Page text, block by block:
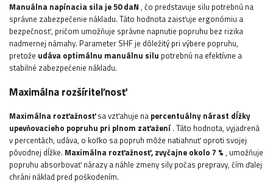
Manuálna napínacia sila je 50 daN , čo predstavuje silu potrebnú na
správne zabezpečenie nákladu. Táto hodnota zaisťuje ergonómiu a
bezpečnosť, pričom umožňuje správne napnutie popruhu bez rizika
nadmernej námahy. Parameter SHF je dôležitý pri výbere popruhu,
pretože udáva optimálnu manuálnu silu potrebnú na efektívne a
stabilné zabezpečenie nákladu.
Maximálna rozšíriteľnosť
Maximálna rozťažnosťsa vzťahuje na percentuálny nárast dĺžky
upevňovacieho popruhu pri plnom zaťažení. Táto hodnota, vyjadrená
v percentách, udáva, o koľko sa popruh môže natiahnuť oproti svojej
pôvodnej dĺžke. Maximálna rozťažnosť, zvyčajne okolo 7 % , umožňuje
popruhu absorbovať nárazy a náhle zmeny sily počas prepravy, čím ďalej
chráni náklad pred poškodením.